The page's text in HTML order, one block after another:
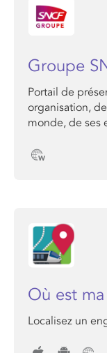
Groupe
Portail de
organisation,
monde, de ses
Où est
Localisez un